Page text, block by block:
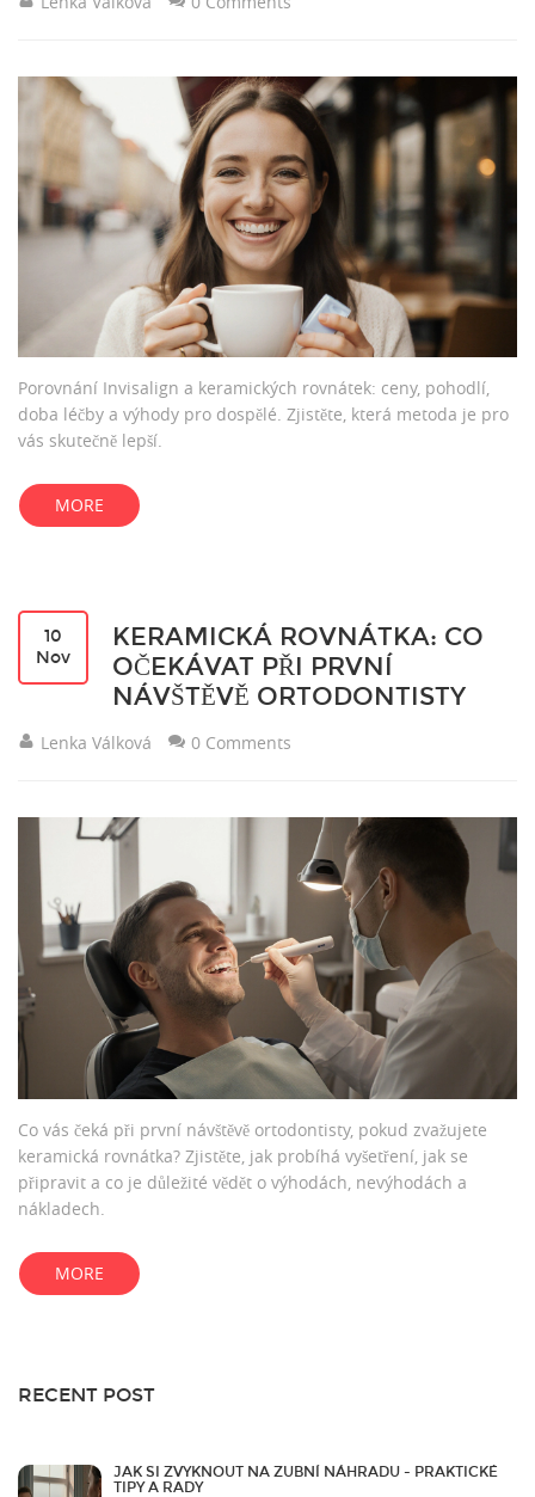
Porovnání Invisalign a keramických rovnátek: ceny, pohodlí,
doba léčby a výhody pro dospělé. Zjistěte, která metoda je pro
vás skutečně lepší.
MORE
10
Nov
KERAMICKÁ ROVNÁTKA: CO
OČEKÁVAT PŘI PRVNÍ
NÁVŠTĚVĚ ORTODONTISTY
Lenka Válková 0 Comments
Co vás čeká při první návštěvě ortodontisty, pokud zvažujete
keramická rovnátka? Zjistěte, jak probíhá vyšetření, jak se
připravit a co je důležité vědět o výhodách, nevýhodách a
nákladech.
MORE
RECENT POST
JAK SI ZVYKNOUT NA ZUBNÍ NÁHRADU - PRAKTICKÉ
TIPY A RADY